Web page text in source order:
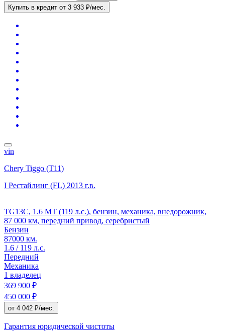
Купить в кредит от 3 933 ₽/мес.
vin
Chery Tiggo (T11)
I Рестайлинг (FL) 2013 г.в.
TG13C, 1.6 MT (119 л.с.), бензин, механика, внедорожник,
87 000 км, передний привод, серебристый
Бензин
87000 км.
1.6 / 119 л.с.
Передний
Механика
1 владелец
369 900 ₽
450 000 ₽
от 4 042 ₽/мес.
Гарантия юридической чистоты